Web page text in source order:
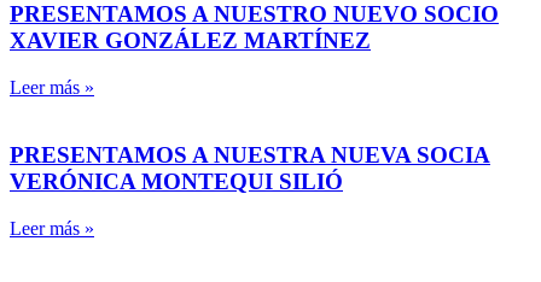
PRESENTAMOS A NUESTRO NUEVO SOCIO
XAVIER GONZÁLEZ MARTÍNEZ
Leer más »
PRESENTAMOS A NUESTRA NUEVA SOCIA
VERÓNICA MONTEQUI SILIÓ
Leer más »